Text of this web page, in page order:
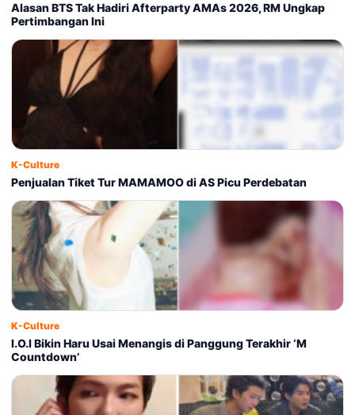
Alasan BTS Tak Hadiri Afterparty AMAs 2026, RM Ungkap
Pertimbangan Ini
K-Culture
Penjualan Tiket Tur MAMAMOO di AS Picu Perdebatan
K-Culture
I.O.I Bikin Haru Usai Menangis di Panggung Terakhir ‘M
Countdown’